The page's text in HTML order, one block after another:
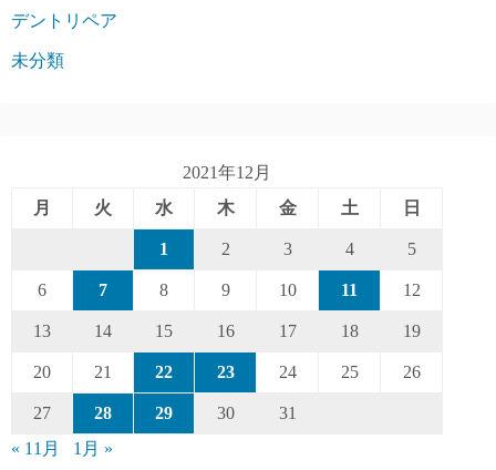
デントリペア
未分類
2021年12月
月
火 水 木 金 土 日
1 2 3 4 5
6 7 8 9 10 11 12
13 14 15 16 17 18 19
20 21 22 23 24 25 26
27 28 29 30
31
« 11月
1月 »